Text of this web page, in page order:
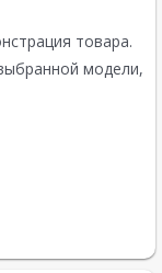
товара.
модели,